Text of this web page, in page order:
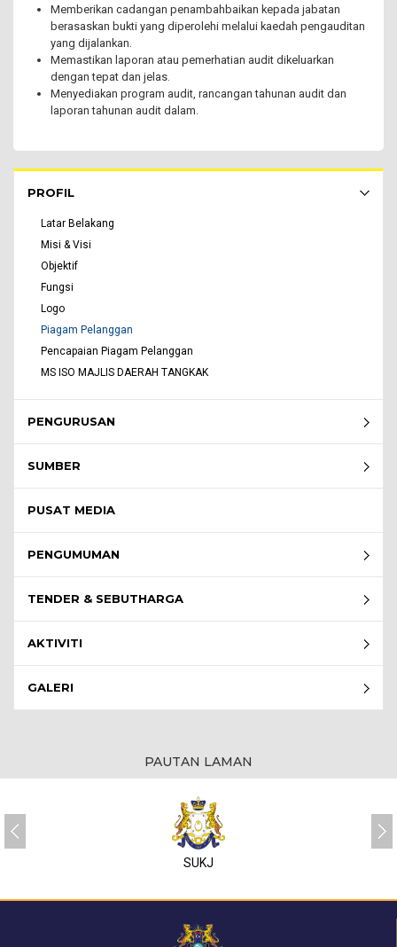
Memberikan cadangan penambahbaikan kepada jabatan
berasaskan bukti yang diperolehi melalui kaedah pengauditan
yang dijalankan.
Memastikan laporan atau pemerhatian audit dikeluarkan
dengan tepat dan jelas.
Menyediakan program audit, rancangan tahunan audit dan
laporan tahunan audit dalam.
PROFIL
Latar Belakang
Misi & Visi
Objektif
Fungsi
Logo
Piagam Pelanggan
Pencapaian Piagam Pelanggan
MS ISO MAJLIS DAERAH TANGKAK
PENGURUSAN
SUMBER
PUSAT MEDIA
PENGUMUMAN
TENDER & SEBUTHARGA
AKTIVITI
GALERI
PAUTAN LAMAN
SUKJ